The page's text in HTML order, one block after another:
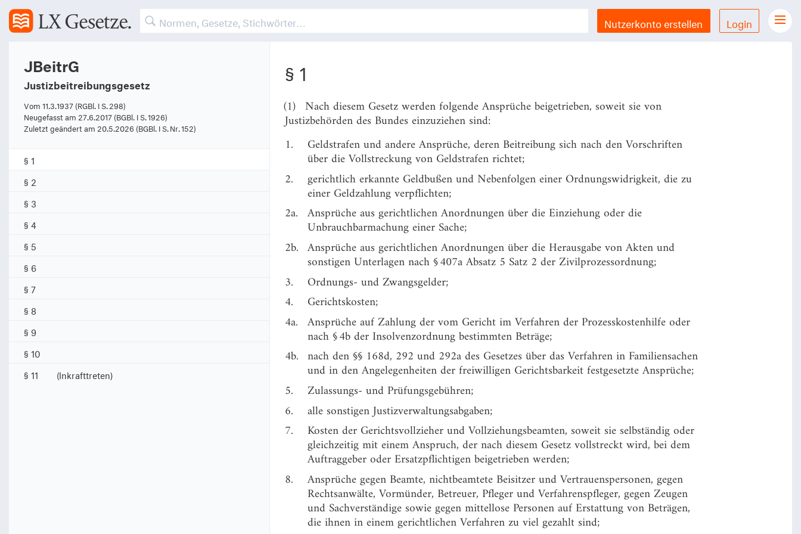
Nutzerkonto erstellen Login
Gesetze Übersicht
Gutschein einlösen
Feedback & Support
Impressum
JBeitrG
Justizbeitreibungsgesetz
Vom 11.3.1937 (RGBl. I S. 298)
Neugefasst am 27.6.2017 (BGBl. I S. 1926)
Zuletzt geändert am 20.5.2026 (BGBl. I S. Nr. 152)
§ 1
§ 2
§ 3
§ 4
§ 5
§ 6
§ 7
§ 8
§ 9
§ 10
§ 11
(Inkrafttreten)
§ 1
(1) Nach diesem Gesetz werden folgende Ansprüche beigetrieben, soweit sie von
Justizbehörden des Bundes einzuziehen sind:
1.
Geldstrafen und andere Ansprüche, deren Beitreibung sich nach den Vorschriften
über die Vollstreckung von Geldstrafen richtet;
2.
gerichtlich erkannte Geldbußen und Nebenfolgen einer Ordnungswidrigkeit, die zu
einer Geldzahlung verpflichten;
2a. Ansprüche aus gerichtlichen Anordnungen über die Einziehung oder die
Unbrauchbarmachung einer Sache;
2b. Ansprüche aus gerichtlichen Anordnungen über die Herausgabe von Akten und
sonstigen Unterlagen nach § 407a Absatz 5 Satz 2 der Zivilprozessordnung;
3.
Ordnungs- und Zwangsgelder;
4.
Gerichtskosten;
4a. Ansprüche auf Zahlung der vom Gericht im Verfahren der Prozesskostenhilfe oder
nach § 4b der Insolvenzordnung bestimmten Beträge;
4b. nach den §§ 168d, 292 und 292a des Gesetzes über das Verfahren in Familiensachen
und in den Angelegenheiten der freiwilligen Gerichtsbarkeit festgesetzte Ansprüche;
5.
Zulassungs- und Prüfungsgebühren;
6.
alle sonstigen Justizverwaltungsabgaben;
7.
Kosten der Gerichtsvollzieher und Vollziehungsbeamten, soweit sie selbständig oder
gleichzeitig mit einem Anspruch, der nach diesem Gesetz vollstreckt wird, bei dem
Auftraggeber oder Ersatzpflichtigen beigetrieben werden;
8.
Ansprüche gegen Beamte, nichtbeamtete Beisitzer und Vertrauenspersonen, gegen
Rechtsanwälte, Vormünder, Betreuer, Pfleger und Verfahrenspfleger, gegen Zeugen
und Sachverständige sowie gegen mittellose Personen auf Erstattung von Beträgen,
die ihnen in einem gerichtlichen Verfahren zu viel gezahlt sind;